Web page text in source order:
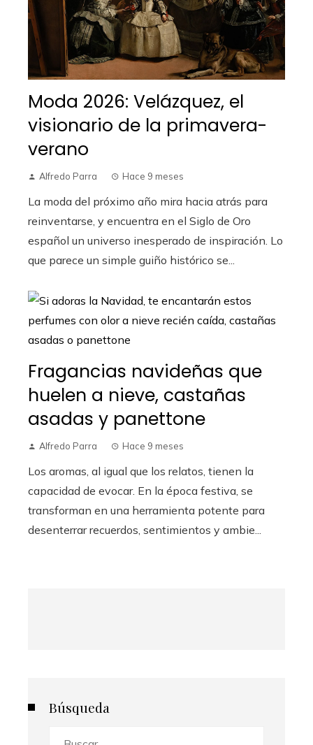
Moda 2026: Velázquez, el
visionario de la primavera-
verano
Alfredo Parra Hace 9 meses
La moda del próximo año mira hacia atrás para
reinventarse, y encuentra en el Siglo de Oro
español un universo inesperado de inspiración. Lo
que parece un simple guiño histórico se...
Fragancias navideñas que
huelen a nieve, castañas
asadas y panettone
Alfredo Parra Hace 9 meses
Los aromas, al igual que los relatos, tienen la
capacidad de evocar. En la época festiva, se
transforman en una herramienta potente para
desenterrar recuerdos, sentimientos y ambie...
Búsqueda